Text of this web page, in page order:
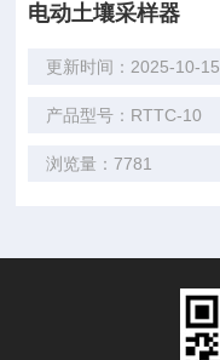
电动土壤采样器
更新时间：2025-10-15
产品型号：RTTC-10
浏览量：7781